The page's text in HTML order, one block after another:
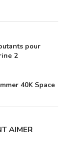
pour
2
40K Space
AIMER